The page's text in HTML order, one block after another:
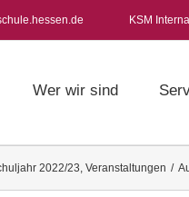
KSM
Wer wir sind
2022/23, Veranstaltungen /